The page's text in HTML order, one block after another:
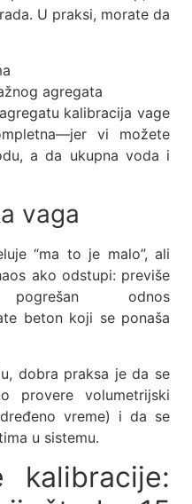
U praksi, morate da
agregata
kalibracija vage
vi možete
a da ukupna voda i
vaga
“ma to je malo”, ali
ako odstupi: previše
pogrešan odnos
beton koji se ponaša
dobra praksa je da se
provere volumetrijski
vreme) i da se
u sistemu.
kalibracije: